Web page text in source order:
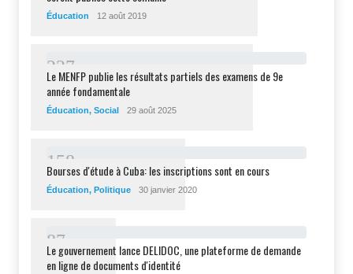
Éducation 12 août 2019
227
Le MENFP publie les résultats partiels des examens de 9e
année fondamentale
Éducation, Social 29 août 2025
1 58
Bourses d'étude à Cuba: les inscriptions sont en cours
Éducation, Politique 30 janvier 2020
87
Le gouvernement lance DELIDOC, une plateforme de demande
en ligne de documents d'identité